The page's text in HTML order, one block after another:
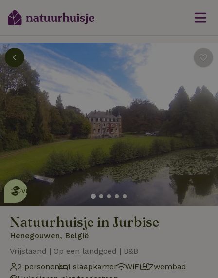
Dit natuurhuisje is eco-
vriendelijk
lees meer
Natuurhuisje in Jurbise
Henegouwen, België
Vrijstaand | Op een landgoed | B&B
2 personen
1 slaapkamer WiFi
Zwembad